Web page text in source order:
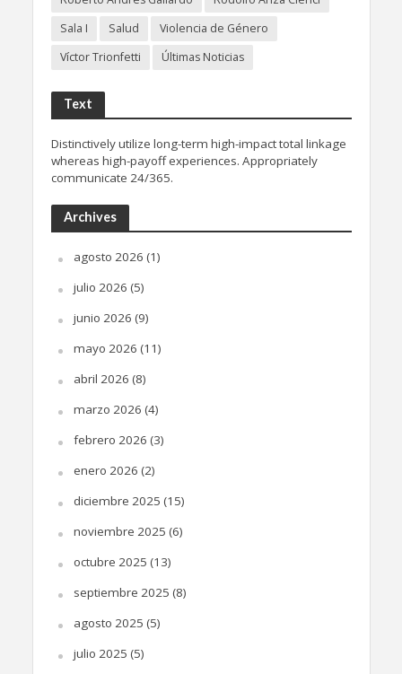
Sala I
Salud
Violencia de Género
Víctor Trionfetti
Últimas Noticias
Text
Distinctively utilize long-term high-impact total linkage
whereas high-payoff experiences. Appropriately
communicate 24/365.
Archives
agosto 2026 (1)
julio 2026 (5)
junio 2026 (9)
mayo 2026 (11)
abril 2026 (8)
marzo 2026 (4)
febrero 2026 (3)
enero 2026 (2)
diciembre 2025 (15)
noviembre 2025 (6)
octubre 2025 (13)
septiembre 2025 (8)
agosto 2025 (5)
julio 2025 (5)